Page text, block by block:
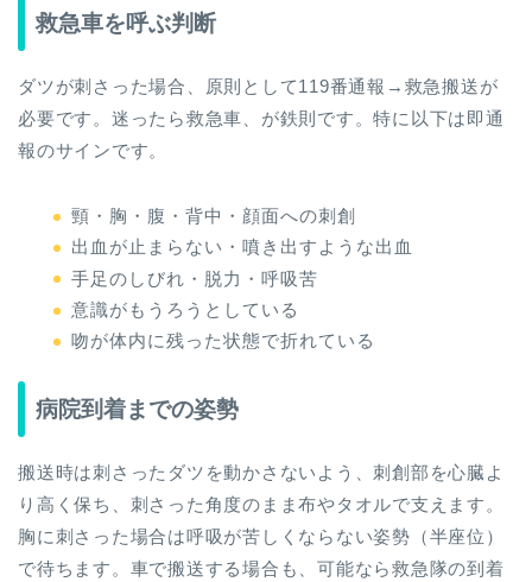
救急車を呼ぶ判断
ダツが刺さった場合、原則として119番通報→救急搬送が
必要です。迷ったら救急車、が鉄則です。特に以下は即通
報のサインです。
頸・胸・腹・背中・顔面への刺創
出血が止まらない・噴き出すような出血
手足のしびれ・脱力・呼吸苦
意識がもうろうとしている
吻が体内に残った状態で折れている
病院到着までの姿勢
搬送時は刺さったダツを動かさないよう、刺創部を心臓よ
り高く保ち、刺さった角度のまま布やタオルで支えます。
胸に刺さった場合は呼吸が苦しくならない姿勢（半座位）
で待ちます。車で搬送する場合も、可能なら救急隊の到着